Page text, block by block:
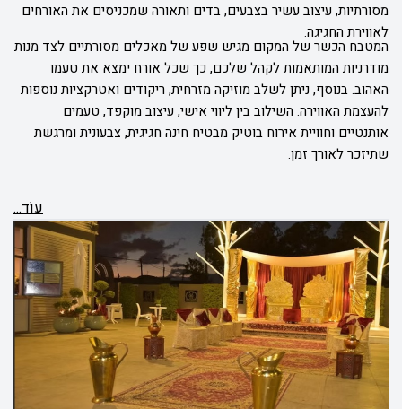
מסורתיות, עיצוב עשיר בצבעים, בדים ותאורה שמכניסים את האורחים
לאווירת החגיגה.
המטבח הכשר של המקום מגיש שפע של מאכלים מסורתיים לצד מנות
מודרניות המותאמות לקהל שלכם, כך שכל אורח ימצא את טעמו
האהוב. בנוסף, ניתן לשלב מוזיקה מזרחית, ריקודים ואטרקציות נוספות
להעצמת האווירה. השילוב בין ליווי אישי, עיצוב מוקפד, טעמים
אותנטיים וחוויית אירוח בוטיק מבטיח חינה חגיגית, צבעונית ומרגשת
שתיזכר לאורך זמן.
עוֹד...